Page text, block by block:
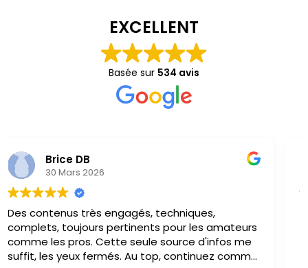
EXCELLENT
Basée sur 534 avis
Charly Rousseau
29 Mars 2026
Toujours du contenu passionné, excellent!